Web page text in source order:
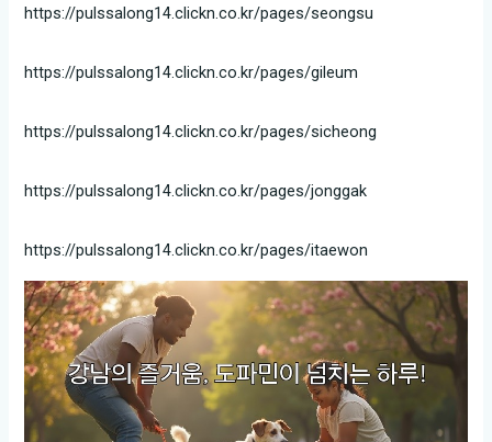
https://pulssalong14.clickn.co.kr/pages/seongsu
https://pulssalong14.clickn.co.kr/pages/gileum
https://pulssalong14.clickn.co.kr/pages/sicheong
https://pulssalong14.clickn.co.kr/pages/jonggak
https://pulssalong14.clickn.co.kr/pages/itaewon